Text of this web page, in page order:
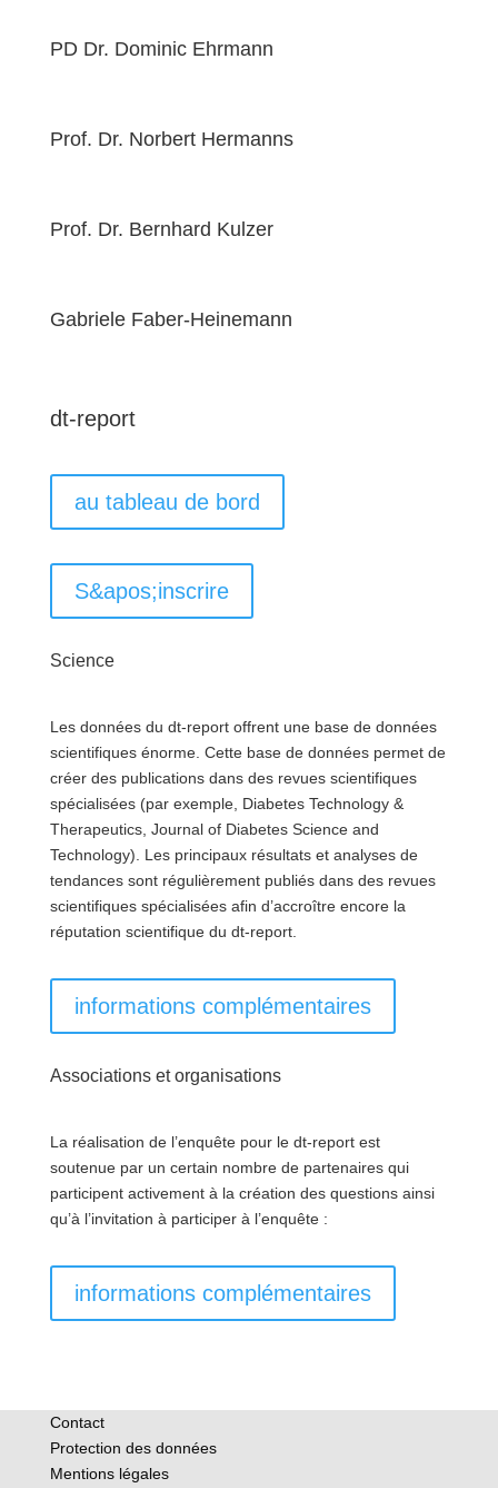
PD Dr. Dominic Ehrmann
Prof. Dr. Norbert Hermanns
Prof. Dr. Bernhard Kulzer
Gabriele Faber-Heinemann
dt-report
au tableau de bord
S&apos;inscrire
Science
Les données du dt-report offrent une base de données
scientifiques énorme. Cette base de données permet de
créer des publications dans des revues scientifiques
spécialisées (par exemple, Diabetes Technology &
Therapeutics, Journal of Diabetes Science and
Technology). Les principaux résultats et analyses de
tendances sont régulièrement publiés dans des revues
scientifiques spécialisées afin d’accroître encore la
réputation scientifique du dt-report.
informations complémentaires
Associations et organisations
La réalisation de l’enquête pour le dt-report est
soutenue par un certain nombre de partenaires qui
participent activement à la création des questions ainsi
qu’à l’invitation à participer à l’enquête :
informations complémentaires
Contact
Protection des données
Mentions légales